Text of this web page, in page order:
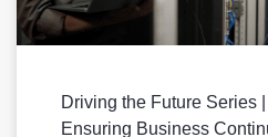
Driving the Future Series
Ensuring Business